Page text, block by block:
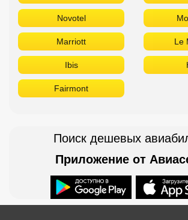
Novotel
Marriott Le
Ibis
Fairmont
Поиск дешевых
Приложение от